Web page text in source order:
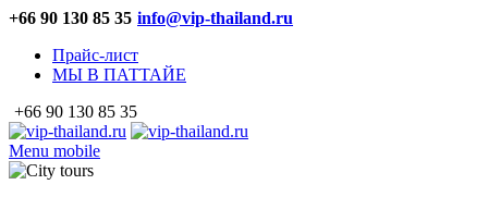
+66 90 130 85 35 info@vip-thailand.ru
Прайс-лист
МЫ В ПАТТАЙЕ
+66 90 130 85 35
Menu mobile